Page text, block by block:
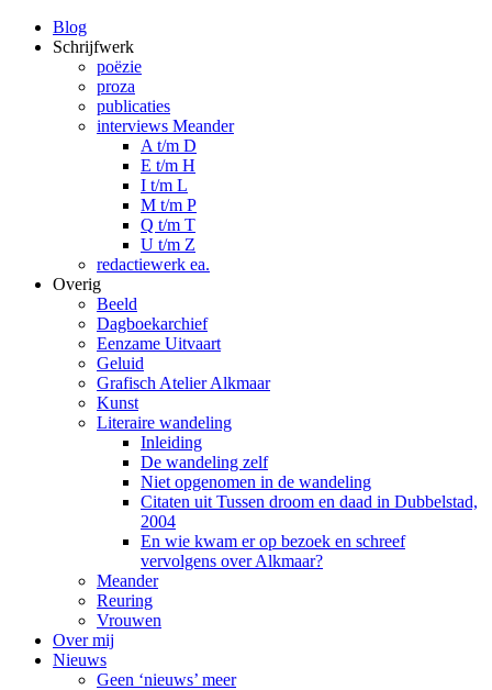
Blog
Schrijfwerk
poëzie
proza
publicaties
interviews Meander
A t/m D
E t/m H
I t/m L
M t/m P
Q t/m T
U t/m Z
redactiewerk ea.
Overig
Beeld
Dagboekarchief
Eenzame Uitvaart
Geluid
Grafisch Atelier Alkmaar
Kunst
Literaire wandeling
Inleiding
De wandeling zelf
Niet opgenomen in de wandeling
Citaten uit Tussen droom en daad in Dubbelstad,
2004
En wie kwam er op bezoek en schreef
vervolgens over Alkmaar?
Meander
Reuring
Vrouwen
Over mij
Nieuws
Geen ‘nieuws’ meer